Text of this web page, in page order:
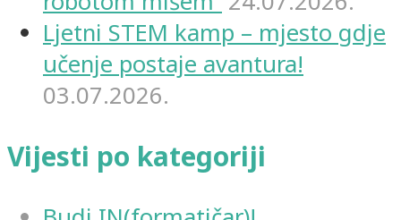
Ljetni STEM kamp – mjesto gdje
učenje postaje avantura!
03.07.2026.
Vijesti po kategoriji